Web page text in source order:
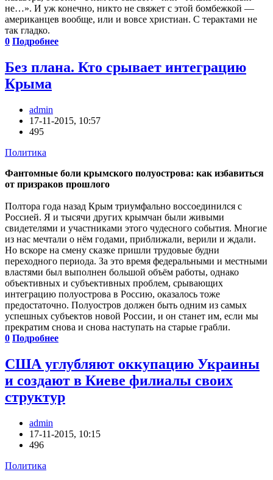
не…». И уж конечно, никто не свяжет с этой бомбежкой —
американцев вообще, или и вовсе христиан. С терактами не
так гладко.
0 Подробнее
Без плана. Кто срывает интеграцию
Крыма
admin
17-11-2015, 10:57
495
Политика
Фантомные боли крымского полуострова: как избавиться
от призраков прошлого
Полтора года назад Крым триумфально воссоединился с
Россией. Я и тысячи других крымчан были живыми
свидетелями и участниками этого чудесного события. Многие
из нас мечтали о нём годами, приближали, верили и ждали.
Но вскоре на смену сказке пришли трудовые будни
переходного периода. За это время федеральными и местными
властями был выполнен большой объём работы, однако
объективных и субъективных проблем, срывающих
интеграцию полуострова в Россию, оказалось тоже
предостаточно. Полуостров должен быть одним из самых
успешных субъектов новой России, и он станет им, если мы
прекратим снова и снова наступать на старые грабли.
0 Подробнее
США углубляют оккупацию Украины
и создают в Киеве филиалы своих
структур
admin
17-11-2015, 10:15
496
Политика